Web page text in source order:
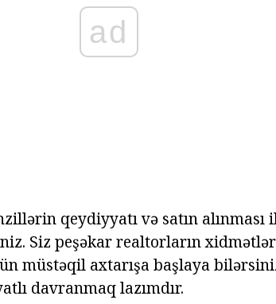
ad
qeydiyyatı və satın
Siz peşəkar realtorların
müstəqil axtarışa başlaya
davranmaq lazımdır.